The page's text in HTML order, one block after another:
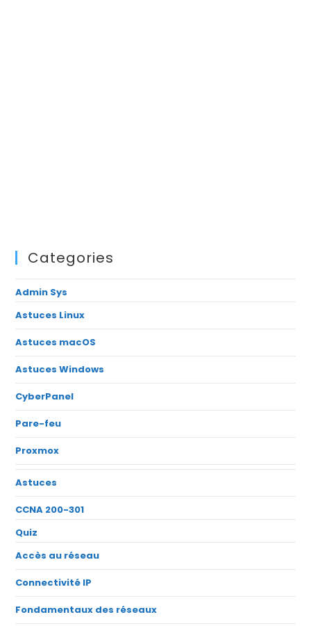
Categories
Admin Sys
Astuces Linux
Astuces macOS
Astuces Windows
CyberPanel
Pare-feu
Proxmox
Astuces
CCNA 200-301
Quiz
Accès au réseau
Connectivité IP
Fondamentaux des réseaux